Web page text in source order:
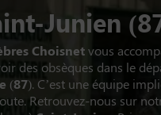
Junien
Choisnetvous
des obsèques dans le
(87). C’est une équipe
Retrouvez-nous sur